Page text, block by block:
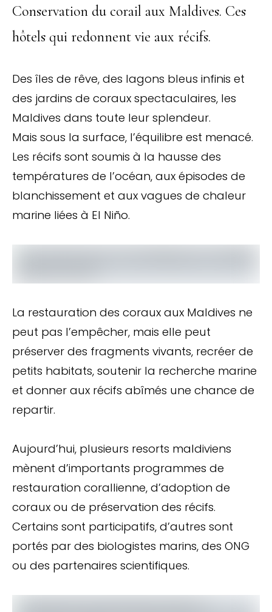
Conservation du corail aux Maldives. Ces
hôtels qui redonnent vie aux récifs.
Des îles de rêve, des lagons bleus infinis et
des jardins de coraux spectaculaires, les
Maldives dans toute leur splendeur.
Mais sous la surface, l’équilibre est menacé.
Les récifs sont soumis à la hausse des
températures de l’océan, aux épisodes de
blanchissement et aux vagues de chaleur
marine liées à El Niño.
La restauration des coraux aux Maldives ne
peut pas l’empêcher, mais elle peut
préserver des fragments vivants, recréer de
petits habitats, soutenir la recherche marine
et donner aux récifs abîmés une chance de
repartir.
Aujourd’hui, plusieurs resorts maldiviens
mènent d’importants programmes de
restauration corallienne, d’adoption de
coraux ou de préservation des récifs.
Certains sont participatifs, d’autres sont
portés par des biologistes marins, des ONG
ou des partenaires scientifiques.